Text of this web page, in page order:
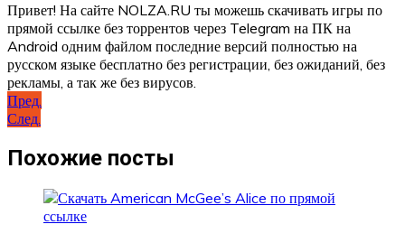
Привет! На сайте NOLZA.RU ты можешь скачивать игры по
прямой ссылке без торрентов через Telegram на ПК на
Android одним файлом последние версий полностью на
русском языке бесплатно без регистрации, без ожиданий, без
рекламы, а так же без вирусов.
Навигация
по
записям
Пред.
След.
Похожие посты